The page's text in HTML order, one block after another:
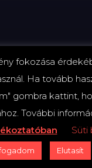
- A FinTech Group Kft.
tájékoztató (PDF)Süti-
fokozása
Ha tovább
gombra kattint,
További
Süti
Elutasít